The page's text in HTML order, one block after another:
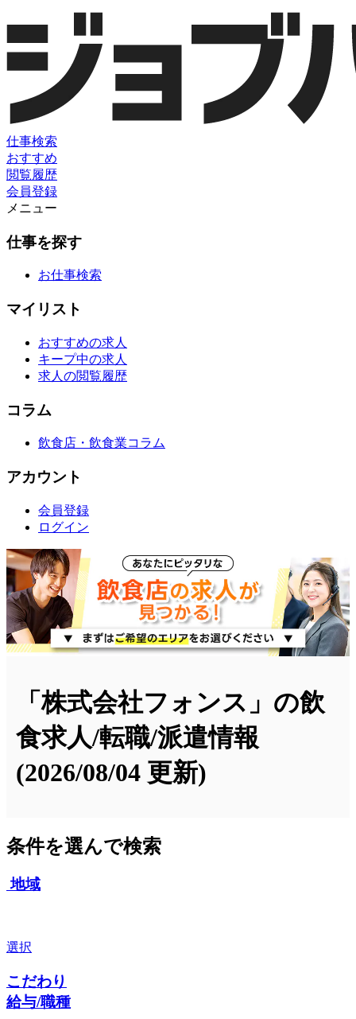
仕事検索
おすすめ
閲覧履歴
会員登録
メニュー
仕事を探す
お仕事検索
マイリスト
おすすめの求人
キープ中の求人
求人の閲覧履歴
コラム
飲食店・飲食業コラム
アカウント
会員登録
ログイン
「株式会社フォンス」の飲
食求人/転職/派遣情報
(2026/08/04 更新)
条件を選んで検索
地域
選択
こだわり
給与/職種